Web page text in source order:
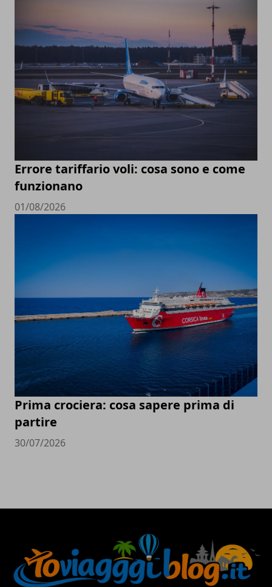
Errore tariffario voli: cosa sono e come
funzionano
01/08/2026
Prima crociera: cosa sapere prima di
partire
30/07/2026